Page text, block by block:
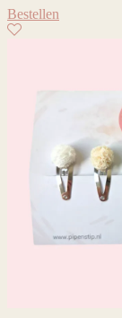
Bestellen